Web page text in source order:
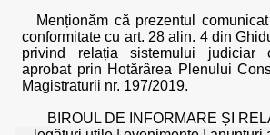
Menționăm că prezentul
conformitate cu art. 28 alin. 4 din
privind relația sistemului judiciar
aprobat prin Hotărârea Plenului
Magistraturii nr. 197/2019.
BIROUL DE INFORMARE ȘI